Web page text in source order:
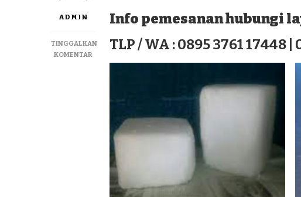
ADMIN
TINGGALKAN
KOMENTARPADA
TERMURAH
CANGKRINGAN
Info pemesanan hubungi
TLP / WA : 0895 3761 17448 |